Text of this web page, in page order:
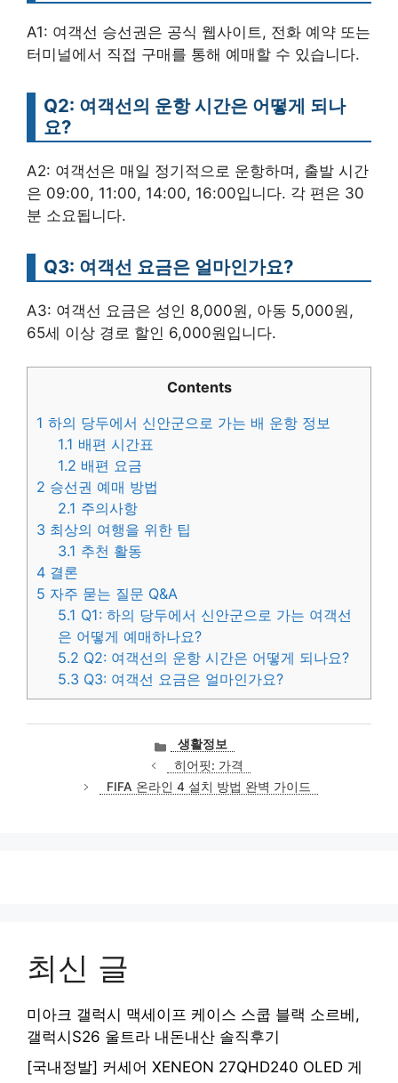
A1: 여객선 승선권은 공식 웹사이트, 전화 예약 또는
터미널에서 직접 구매를 통해 예매할 수 있습니다.
Q2: 여객선의 운항 시간은 어떻게 되나
요?
A2: 여객선은 매일 정기적으로 운항하며, 출발 시간
은 09:00, 11:00, 14:00, 16:00입니다. 각 편은 30
분 소요됩니다.
Q3: 여객선 요금은 얼마인가요?
A3: 여객선 요금은 성인 8,000원, 아동 5,000원,
65세 이상 경로 할인 6,000원입니다.
Contents
1 하의 당두에서 신안군으로 가는 배 운항 정보
1.1 배편 시간표
1.2 배편 요금
2 승선권 예매 방법
2.1 주의사항
3 최상의 여행을 위한 팁
3.1 추천 활동
4 결론
5 자주 묻는 질문 Q&A
5.1 Q1: 하의 당두에서 신안군으로 가는 여객선
은 어떻게 예매하나요?
5.2 Q2: 여객선의 운항 시간은 어떻게 되나요?
5.3 Q3: 여객선 요금은 얼마인가요?
카
테
고
리
생활정보
히어핏: 가격
FIFA 온라인 4 설치 방법 완벽 가이드
최신 글
미아크 갤럭시 맥세이프 케이스 스쿱 블랙 소르베,
갤럭시S26 울트라 내돈내산 솔직후기
[국내정발] 커세어 XENEON 27QHD240 OLED 게